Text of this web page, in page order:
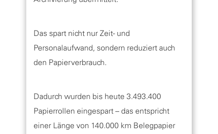
Das spart nicht nur Zeit- und
Personalaufwand, sondern reduziert auch
den Papierverbrauch.
Dadurch wurden bis heute 3.493.400
Papierrollen eingespart – das entspricht
einer Länge von 140.000 km Belegpapier